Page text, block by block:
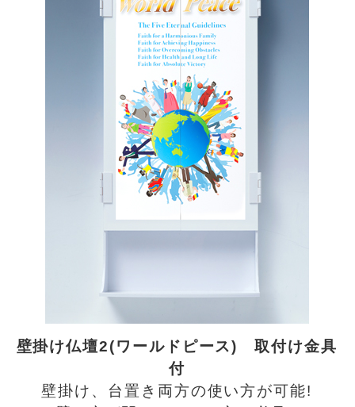
壁掛け仏壇2(ワールドピース) 取付け金具
付
壁掛け、台置き両方の使い方が可能!